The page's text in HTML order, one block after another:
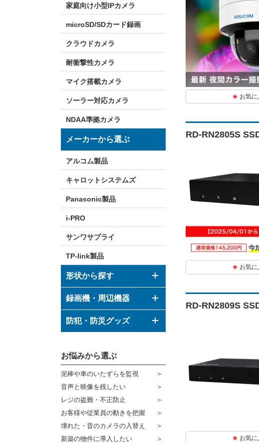
家庭向け小型IPカメラ
microSD/SDカード録画
クラウドカメラ
耐衝撃性カメラ
マイク搭載カメラ
ソーラー対応カメラ
NDAA準拠カメラ
メーカーから選ぶ
アルコム製品
キャロットシステムズ
Panasonic製品
i-PRO
サンワサプライ
TP-link製品
形状から探す
ドーム型カメラ
ボックス型カメラ
その他形状のカメラ
録画機・周辺機器
デジタルレコーダー
ハウジング
ブラケット
ケーブル
コネクター
その他周辺機器
防犯・防災グッズ
防災グッズ
センサーライト・アラーム
防犯ステッカー
宅配ボックス
お悩みから選ぶ
泥棒や車のいたずらを監視
音声と映像を残したい
レジの盗難・不正防止
お客様や従業員の動きを把握
壊れた・昔のカメラの入替え
新築の物件に導入したい
お気に
RD-RN2805S
お気に
RD-RN2809S
お気に